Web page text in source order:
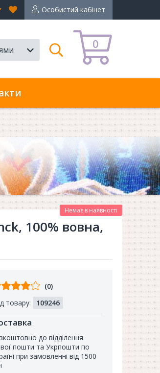
Особистий кабінет
Вибране
0
Пошук
100% вовна,
Немає в наявності
Відгуків
покупців
(0)
товару:
109246
до відділення
пошти та Укрпошти по
при замовленні від 1500